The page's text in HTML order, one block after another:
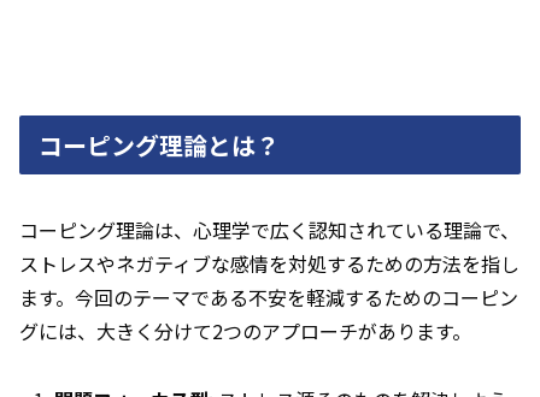
コーピング理論とは？
コーピング理論は、心理学で広く認知されている理論で、
ストレスやネガティブな感情を対処するための方法を指し
ます。今回のテーマである不安を軽減するためのコーピン
グには、大きく分けて2つのアプローチがあります。